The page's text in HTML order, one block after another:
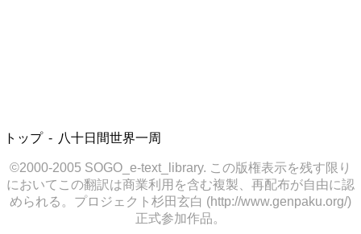
トップ 八十日間世界一周
©2000-2005 SOGO_e-text_library. この版権表示を残す限り
においてこの翻訳は商業利用を含む複製、再配布が自由に認
められる。プロジェクト杉田玄白 (http://www.genpaku.org/)
正式参加作品。